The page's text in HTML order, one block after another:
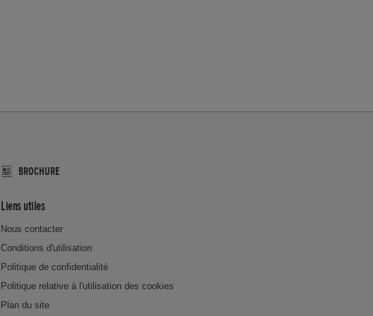
BROCHURE
Liens utiles
Nous contacter
Conditions d'utilisation
Politique de confidentialité
Politique relative à l'utilisation des cookies
Plan du site